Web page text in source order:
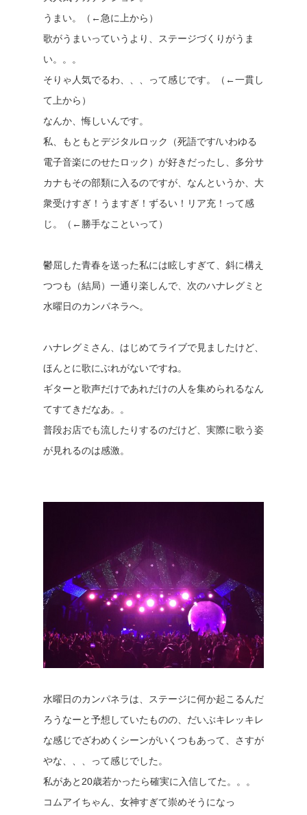
うまい。（←急に上から）
歌がうまいっていうより、ステージづくりがうま
い。。。
そりゃ人気でるわ、、、って感じです。（←一貫し
て上から）
なんか、悔しいんです。
私、もともとデジタルロック（死語です/いわゆる
電子音楽にのせたロック）が好きだったし、多分サ
カナもその部類に入るのですが、なんというか、大
衆受けすぎ！うますぎ！ずるい！リア充！って感
じ。（←勝手なこといって）
鬱屈した青春を送った私には眩しすぎて、斜に構え
つつも（結局）一通り楽しんで、次のハナレグミと
水曜日のカンパネラへ。
ハナレグミさん、はじめてライブで見ましたけど、
ほんとに歌にぶれがないですね。
ギターと歌声だけであれだけの人を集められるなん
てすてきだなあ。。
普段お店でも流したりするのだけど、実際に歌う姿
が見れるのは感激。
水曜日のカンパネラは、ステージに何か起こるんだ
ろうなーと予想していたものの、だいぶキレッキレ
な感じでざわめくシーンがいくつもあって、さすが
やな、、、って感じでした。
私があと20歳若かったら確実に入信してた。。。
コムアイちゃん、女神すぎて崇めそうになっ